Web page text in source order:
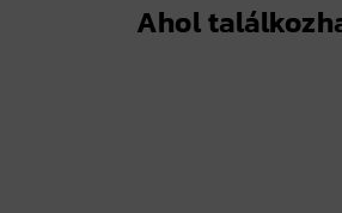
Ahol